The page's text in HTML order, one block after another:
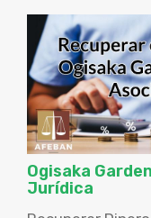
Ogisaka
Jurídica